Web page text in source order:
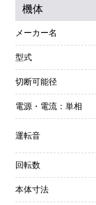
機体
メーカー名
型式
切断可能径
電源・電流：単相
運転音
回転数
本体寸法